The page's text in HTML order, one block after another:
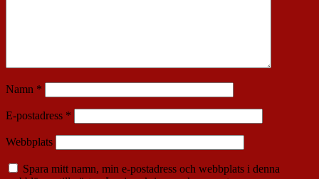
Namn *
E-postadress *
Webbplats
Spara mitt namn, min e-postadress och webbplats i denna